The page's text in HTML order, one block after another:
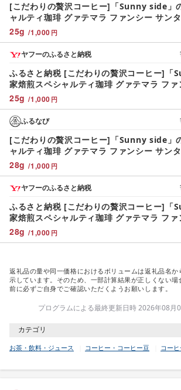
25g /1,000 円
[こだわりの贅沢コーヒー]「Sunny side」
ャルティ珈琲 グァテマラ ファンシー サン
SHB(100g) こだわり贅沢コーヒー Sunny
シャルティ珈琲 SHB 100g 選べる 豆 粉 厳
種 コーヒー豆 独特 ご褒美 愛知県 小牧市
25g /1,000 円
ヤフーのふるさと納税
ふるさと納税 [こだわりの贅沢コーヒー]「
家焙煎スペシャルティ珈琲 グァテマラ ファ
サ SHB(100g) こだわ.. 愛知県小牧市
28g /1,000 円
ふるなび
[こだわりの贅沢コーヒー]「Sunny side」
ャルティ珈琲 グァテマラ ファンシー サン
SHB(200g) こだわり贅沢コーヒー Sunny
シャルティ珈琲 SHB 200g 選べる 豆 粉 厳
種 コーヒー豆 独特 ご褒美 愛知県 小牧市
28g /1,000 円
ヤフーのふるさと納税
ふるさと納税 [こだわりの贅沢コーヒー]「
家焙煎スペシャルティ珈琲 グァテマラ ファ
サ SHB(200g) こだわ.. 愛知県小牧市
返礼品の量や同一価格におけるボリュームは返礼品名
示しています。そのため、一部計算結果が正しくない
前に必ずご自身でご確認いただくようお願いします。
プログラムによる最終更新日時 2026年08月
カテゴリ
お茶・飲料・ジュース コーヒー・コーヒー豆 コー